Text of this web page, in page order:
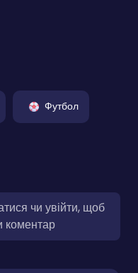
Футбол
чи увійти, щоб
коментар